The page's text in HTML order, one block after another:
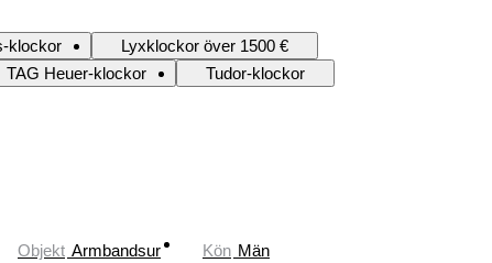
klockor
Lyxklockor över 1500 €
TAG Heuer-klockor
Tudor-klockor
Objekt Armbandsur Kön Män